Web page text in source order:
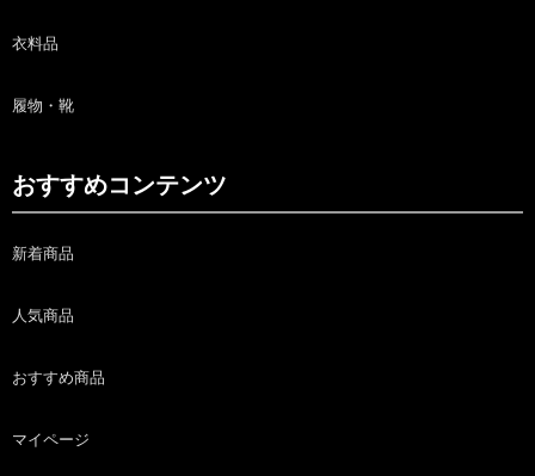
衣料品
履物・靴
おすすめコンテンツ
新着商品
人気商品
おすすめ商品
マイページ